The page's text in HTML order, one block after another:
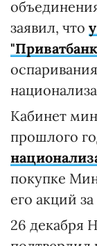
заявил, что
Кабинет
прошлого
покупке
его акций за
26 декабря